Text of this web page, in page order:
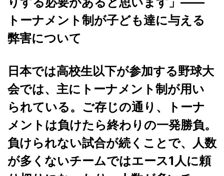
トーナメント制が子ども達に与える
弊害について
日本では高校生以下が参加する野球大
会では、主にトーナメント制が用い
られている。ご存じの通り、トーナ
メントは負けたら終わりの一発勝負。
負けられない試合が続くことで、人数
が多くないチームではエース1人に頼